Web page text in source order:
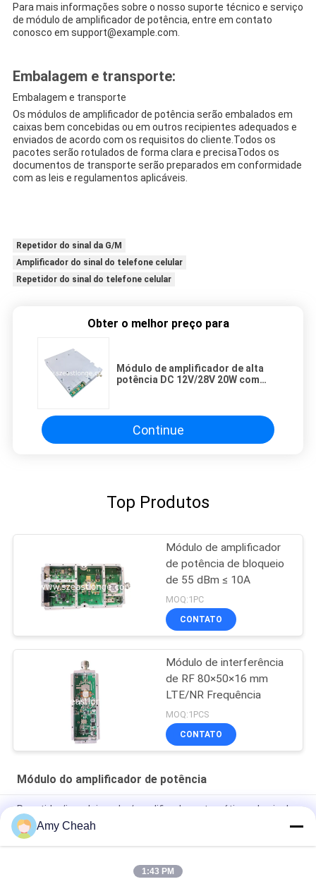
Para mais informações sobre o nosso suporte técnico e serviço
de módulo de amplificador de potência, entre em contato
conosco em support@example.com.
Embalagem e transporte:
Embalagem e transporte
Os módulos de amplificador de potência serão embalados em
caixas bem concebidas ou em outros recipientes adequados e
enviados de acordo com os requisitos do cliente.Todos os
pacotes serão rotulados de forma clara e precisaTodos os
documentos de transporte serão preparados em conformidade
com as leis e regulamentos aplicáveis.
Repetidor do sinal da G/M
Amplificador do sinal do telefone celular
Repetidor do sinal do telefone celular
Obter o melhor preço para
Módulo de amplificador de alta
potência DC 12V/28V 20W com
Continue
Top Produtos
Módulo de amplificador
de potência de bloqueio
de 55 dBm ≤ 10A
MOQ:1PC
CONTATO
Módulo de interferência
de RF 80×50×16 mm
LTE/NR Frequência
MOQ:1PCS
CONTATO
Módulo do amplificador de potência
Repetidor/impulsionador/amplificador automáticos do sinal
do telefone celular para viajar
Repetidor 3G de Mini Portable Cell Phone Signal
Impulsionador/repetidor/amplificador EST-GSM990 do sinal da
Amy Cheah
1:43 PM